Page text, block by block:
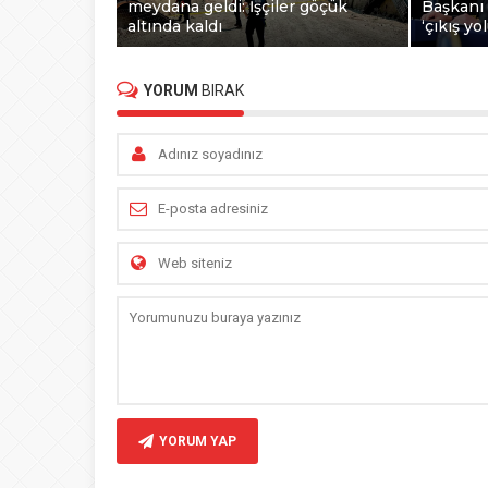
meydana geldi: İşçiler göçük
altında kaldı
‘çıkış
YORUM BIRAK
YORUM YAP